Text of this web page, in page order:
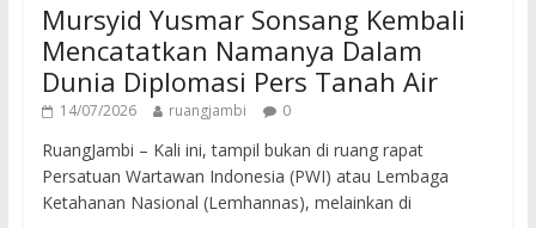
Mursyid Yusmar Sonsang Kembali
Mencatatkan Namanya Dalam
Dunia Diplomasi Pers Tanah Air
14/07/2026 ruangjambi 0
RuangJambi – Kali ini, tampil bukan di ruang rapat
Persatuan Wartawan Indonesia (PWI) atau Lembaga
Ketahanan Nasional (Lemhannas), melainkan di